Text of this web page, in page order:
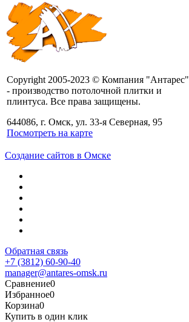
Copyright 2005-2023 © Компания "Антарес"
- производство потолочной плитки и
плинтуса. Все права защищены.
644086, г. Омск, ул. 33-я Северная, 95
Посмотреть на карте
Создание сайтов в Омске
Обратная связь
+7 (3812) 60-90-40
manager@antares-omsk.ru
Сравнение0
Избранное0
Корзина0
Купить в один клик